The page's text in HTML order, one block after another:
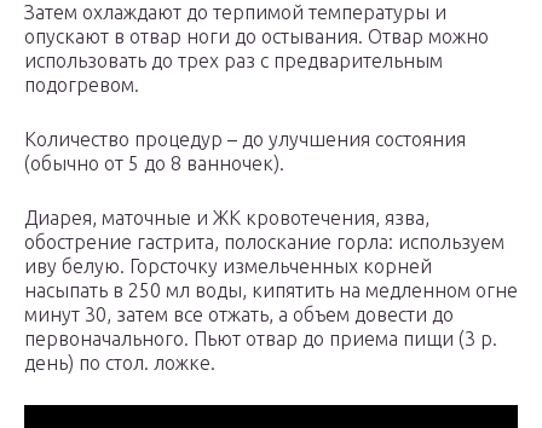
Затем охлаждают до терпимой температуры и
опускают в отвар ноги до остывания. Отвар можно
использовать до трех раз с предварительным
подогревом.
Количество процедур – до улучшения состояния
(обычно от 5 до 8 ванночек).
Диарея, маточные и ЖК кровотечения, язва,
обострение гастрита, полоскание горла: используем
иву белую. Горсточку измельченных корней
насыпать в 250 мл воды, кипятить на медленном огне
минут 30, затем все отжать, а объем довести до
первоначального. Пьют отвар до приема пищи (3 р.
день) по стол. ложке.